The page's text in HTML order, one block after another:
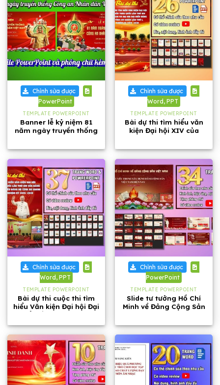
Chỉnh sửa được
PowerPoint
TEMPLATE POWERPOINT
Banner lễ kỷ niệm 81
năm ngày truyền thống
Chỉnh sửa được
Word, PPT
TEMPLATE POWERPOINT
Bài dự thi tìm hiểu văn
kiện Đại hội XIV của
Chỉnh sửa được
Word, PPT
TEMPLATE POWERPOINT
Bài dự thi cuộc thi tìm
hiểu Văn kiện Đại hội Đại
Chỉnh sửa được
PowerPoint
TEMPLATE POWERPOINT
Slide tư tưởng Hồ Chí
Minh về Đảng Cộng Sản